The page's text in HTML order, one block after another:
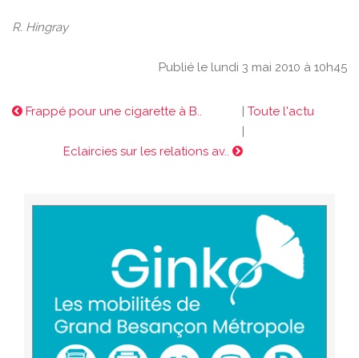
R. Hingray
Publié le lundi 3 mai 2010 à 10h45
Frappé pour une cigarette à B.. | Toute l'actu
|
Eclaircies sur les relations av..